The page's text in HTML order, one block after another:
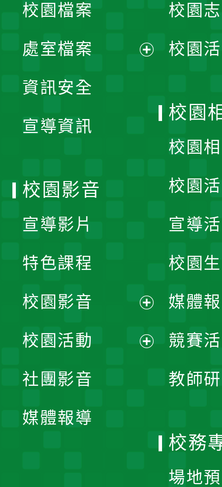
單
校園檔案
處室檔案
資訊安全
宣導資訊
校園
校園
校園
校園
校園
宣導
校園
媒體
競賽
教師
校園影音
宣導影片
特色課程
校園影音
開
校園活動
社團影音
媒體報導
校務
場地